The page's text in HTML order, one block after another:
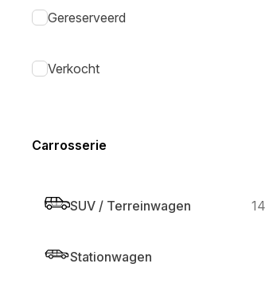
Gereserveerd
Verkocht
Carrosserie
SUV / Terreinwagen
Stationwagen